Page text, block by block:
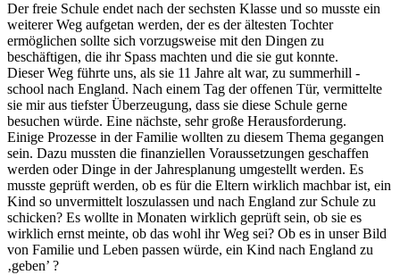
Der freie Schule endet nach der sechsten Klasse und so musste ein
weiterer Weg aufgetan werden, der es der ältesten Tochter
ermöglichen sollte sich vorzugsweise mit den Dingen zu
beschäftigen, die ihr Spass machten und die sie gut konnte.
Dieser Weg führte uns, als sie 11 Jahre alt war, zu summerhill -
school nach England. Nach einem Tag der offenen Tür, vermittelte
sie mir aus tiefster Überzeugung, dass sie diese Schule gerne
besuchen würde. Eine nächste, sehr große Herausforderung.
Einige Prozesse in der Familie wollten zu diesem Thema gegangen
sein. Dazu mussten die finanziellen Voraussetzungen geschaffen
werden oder Dinge in der Jahresplanung umgestellt werden. Es
musste geprüft werden, ob es für die Eltern wirklich machbar ist, ein
Kind so unvermittelt loszulassen und nach England zur Schule zu
schicken? Es wollte in Monaten wirklich geprüft sein, ob sie es
wirklich ernst meinte, ob das wohl ihr Weg sei? Ob es in unser Bild
von Familie und Leben passen würde, ein Kind nach England zu
‚geben’ ?